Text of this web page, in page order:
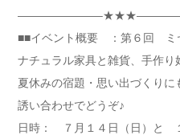
■■イベント概要 ：第６回 ミ
ナチュラル家具と雑貨、手作り
夏休みの宿題・思い出づくり
誘い合わせでどうぞ♪
日時： ７月１４日（日）と